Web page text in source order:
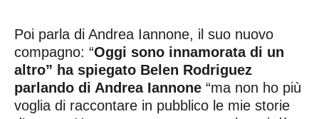
Poi parla di Andrea Iannone, il suo nuovo
compagno: “Oggi sono innamorata di un
altro” ha spiegato Belen Rodriguez
parlando di Andrea Iannone “ma non ho più
voglia di raccontare in pubblico le mie storie